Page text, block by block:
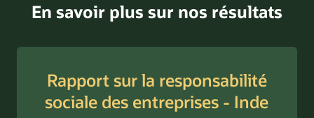
En savoir plus sur nos résultats
Rapport sur la responsabilité
sociale des entreprises - Inde